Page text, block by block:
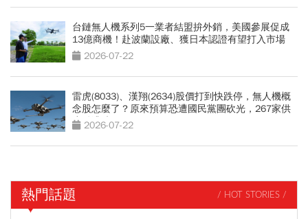
台鏈無人機系列5一業者結盟拚外銷，美國參展促成
13億商機！赴波蘭設廠、獲日本認證有望打入市場
2026-07-22
雷虎(8033)、漢翔(2634)股價打到快跌停，無人機概
念股怎麼了？原來預算恐遭國民黨團砍光，267家供
應鏈遭殃
2026-07-22
熱門話題 / HOT STORIES /